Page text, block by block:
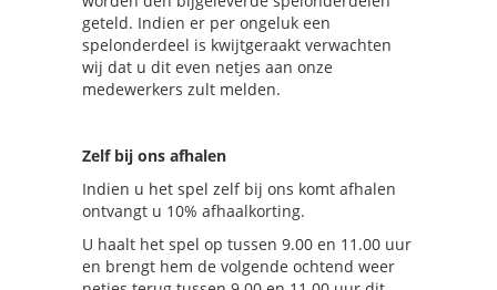
geteld. Indien er per ongeluk een
spelonderdeel is kwijtgeraakt verwachten
wij dat u dit even netjes aan onze
medewerkers zult melden.
Zelf bij ons afhalen
Indien u het spel zelf bij ons komt afhalen
ontvangt u 10% afhaalkorting.
U haalt het spel op tussen 9.00 en 11.00 uur
en brengt hem de volgende ochtend weer